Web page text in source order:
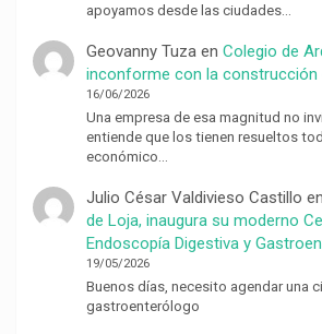
apoyamos desde las ciudades…
Geovanny Tuzaen Colegio de
inconforme con la construcción
16/06/2026
Una empresa de esa magnitud no
entiende que los tienen resueltos
económico…
Julio César Valdivieso Castillo en
de Loja, inaugura su moderno
Endoscopía Digestiva y
19/05/2026
Buenos días, necesito agendar una
gastroenterólogo